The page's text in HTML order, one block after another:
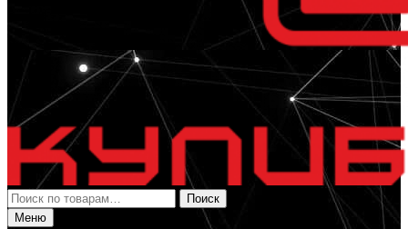
Искать:
Поиск
Меню